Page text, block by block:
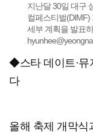
지난달 30일 대구
컬페스티벌
세부 계획을 발표
◆스타 데이트·뮤
다
올해 축제 개막식